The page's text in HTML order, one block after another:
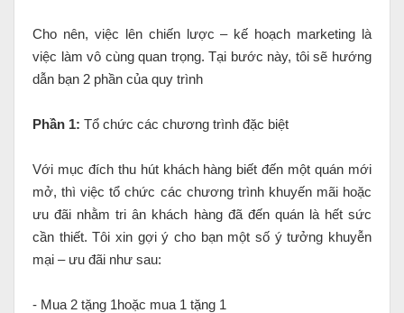
Cho nên, việc lên chiến lược – kế hoạch marketing là
việc làm vô cùng quan trọng. Tại bước này, tôi sẽ hướng
dẫn bạn 2 phần của quy trình
Phần 1: Tổ chức các chương trình đặc biệt
Với mục đích thu hút khách hàng biết đến một quán mới
mở, thì việc tổ chức các chương trình khuyến mãi hoặc
ưu đãi nhằm tri ân khách hàng đã đến quán là hết sức
cần thiết. Tôi xin gợi ý cho bạn một số ý tưởng khuyễn
mại – ưu đãi như sau:
- Mua 2 tặng 1hoặc mua 1 tặng 1